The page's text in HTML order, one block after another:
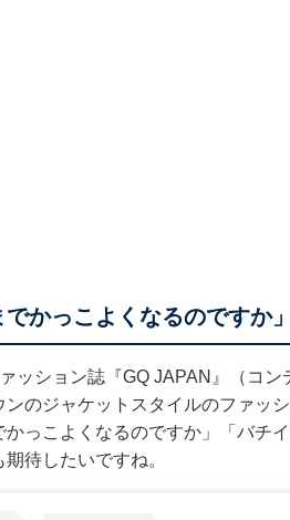
でかっこよくなるのですか」
ッション誌『GQ JAPAN』（コ
ンのジャケットスタイルのファッ
かっこよくなるのですか」「バチ
待したいですね。